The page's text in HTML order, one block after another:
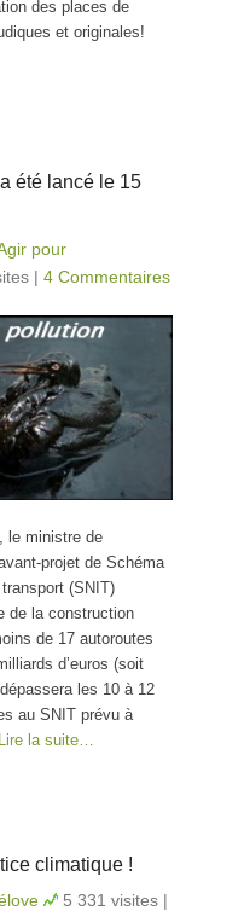
des places de
et originales!
été lancé le 15
pour
| 4 Commentaires
le ministre de
projet de Schéma
(SNIT)
de la construction
de 17 autoroutes
d’euros (soit
les 10 à 12
au SNIT prévu à
Lire la suite…
climatique !
5 331 visites |